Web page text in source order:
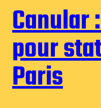
Canular
pour
Paris